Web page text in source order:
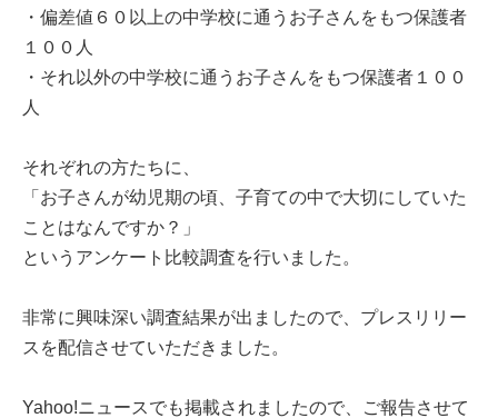
・偏差値６０以上の中学校に通うお子さんをもつ保護者
１００人
・それ以外の中学校に通うお子さんをもつ保護者１００
人
それぞれの方たちに、
「お子さんが幼児期の頃、子育ての中で大切にしていた
ことはなんですか？」
というアンケート比較調査を行いました。
非常に興味深い調査結果が出ましたので、プレスリリー
スを配信させていただきました。
Yahoo!ニュースでも掲載されましたので、ご報告させて